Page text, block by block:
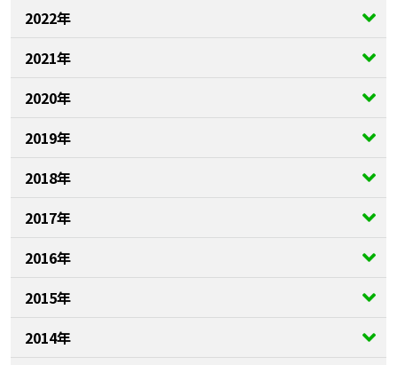
2022年
2021年
2020年
2019年
2018年
2017年
2016年
2015年
2014年